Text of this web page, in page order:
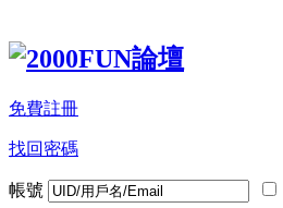
免費註冊
找回密碼
帳號